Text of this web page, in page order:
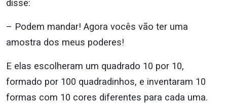
disse:
– Podem mandar! Agora vocês vão ter uma
amostra dos meus poderes!
E elas escolheram um quadrado 10 por 10,
formado por 100 quadradinhos, e inventaram 10
formas com 10 cores diferentes para cada uma.